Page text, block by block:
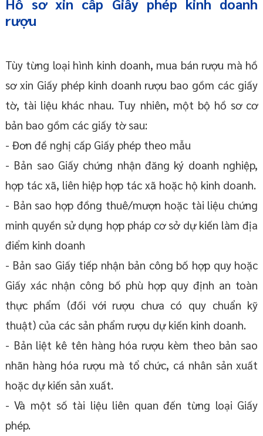
Hồ sơ xin cấp Giấy phép kinh doanh
rượu
Tùy từng loại hình kinh doanh, mua bán rượu mà hồ
sơ xin Giấy phép kinh doanh rượu bao gồm các giấy
tờ, tài liệu khác nhau. Tuy nhiên, một bộ hồ sơ cơ
bản bao gồm các giấy tờ sau:
- Đơn đề nghị cấp Giấy phép theo mẫu
- Bản sao Giấy chứng nhận đăng ký doanh nghiệp,
hợp tác xã, liên hiệp hợp tác xã hoặc hộ kinh doanh.
- Bản sao hợp đồng thuê/mượn hoặc tài liệu chứng
minh quyền sử dụng hợp pháp cơ sở dự kiến làm địa
điểm kinh doanh
- Bản sao Giấy tiếp nhận bản công bố hợp quy hoặc
Giấy xác nhận công bố phù hợp quy định an toàn
thực phẩm (đối với rượu chưa có quy chuẩn kỹ
thuật) của các sản phẩm rượu dự kiến kinh doanh.
- Bản liệt kê tên hàng hóa rượu kèm theo bản sao
nhãn hàng hóa rượu mà tổ chức, cá nhân sản xuất
hoặc dự kiến sản xuất.
- Và một số tài liệu liên quan đến từng loại Giấy
phép.